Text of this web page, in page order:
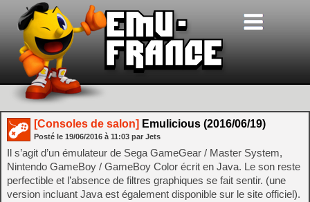
[Consoles de salon] Emulicious (2016/06/19)
Posté le 19/06/2016 à 11:03 par Jets
Il s’agit d’un émulateur de Sega GameGear / Master System,
Nintendo GameBoy / GameBoy Color écrit en Java. Le son reste
perfectible et l’absence de filtres graphiques se fait sentir. (une
version incluant Java est également disponible sur le site officiel).